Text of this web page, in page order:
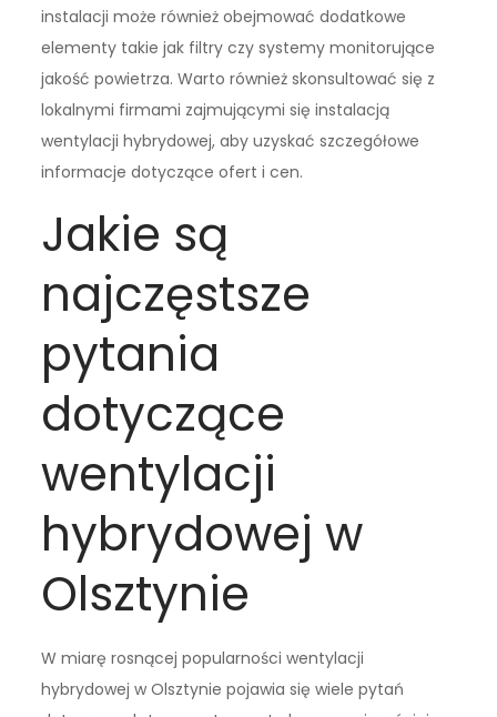
instalacji może również obejmować dodatkowe
elementy takie jak filtry czy systemy monitorujące
jakość powietrza. Warto również skonsultować się z
lokalnymi firmami zajmującymi się instalacją
wentylacji hybrydowej, aby uzyskać szczegółowe
informacje dotyczące ofert i cen.
Jakie są
najczęstsze
pytania
dotyczące
wentylacji
hybrydowej w
Olsztynie
W miarę rosnącej popularności wentylacji
hybrydowej w Olsztynie pojawia się wiele pytań